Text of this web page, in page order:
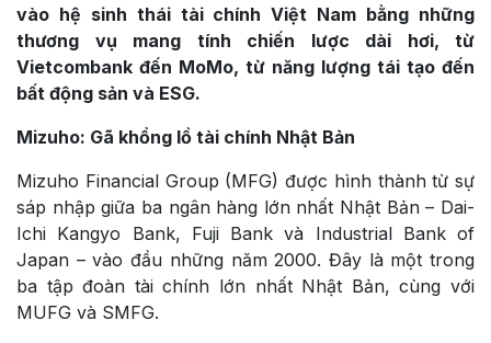
vào hệ sinh thái tài chính Việt Nam bằng những
thương vụ mang tính chiến lược dài hơi, từ
Vietcombank đến MoMo, từ năng lượng tái tạo đến
bất động sản và ESG.
Mizuho: Gã khổng lồ tài chính Nhật Bản
Mizuho Financial Group (MFG) được hình thành từ sự
sáp nhập giữa ba ngân hàng lớn nhất Nhật Bản – Dai-
Ichi Kangyo Bank, Fuji Bank và Industrial Bank of
Japan – vào đầu những năm 2000. Đây là một trong
ba tập đoàn tài chính lớn nhất Nhật Bản, cùng với
MUFG và SMFG.